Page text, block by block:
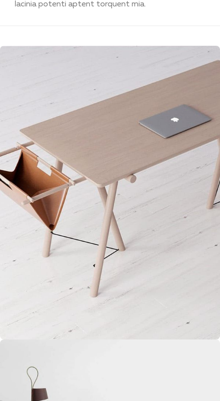
lacinia potenti aptent torquent mia.